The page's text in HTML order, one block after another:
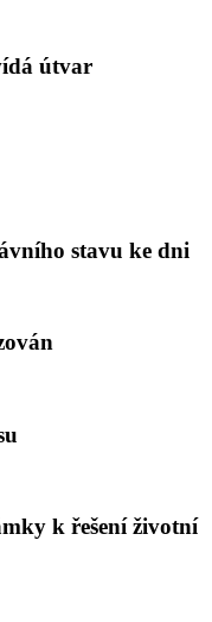
útvar
stavu ke dni
k řešení životní